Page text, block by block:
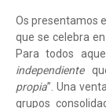
Os presentamos el
que se celebra en
Para todos
independiente
propia”. Una
grupos